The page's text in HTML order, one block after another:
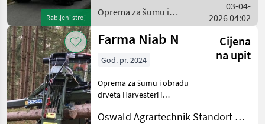
Rabljeni stroj
Dämpfung Kettensp
Oprema za šumu i
obradu drveta / Ponsse
03-04-
2026 04:02
Farma Niab N
Cijena
na upit
God. pr. 2024
Oprema za šumu i obradu
drveta Harvesteri i
Oswald Agrartechnik Standort Regen